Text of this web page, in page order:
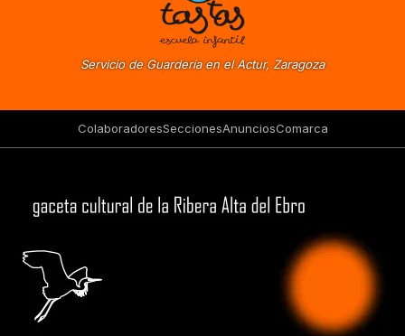
Servicio de Guardería en el Actur, Zaragoza
ColaboradoresSeccionesAnunciosComarca